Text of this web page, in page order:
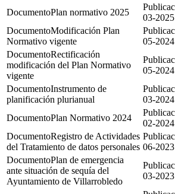
Plan normativo 2025
03-2025
Modificación Plan
Normativo vigente
05-2024
Rectificación
modificación del Plan Normativo
vigente
05-2024
Instrumento de
planificación plurianual
03-2024
Plan Normativo 2024
02-2024
Registro de Actividades
del Tratamiento de datos personales 06-2023
Plan de emergencia
ante situación de sequía del
Ayuntamiento de Villarrobledo
03-2023